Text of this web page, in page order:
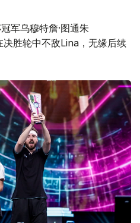
军乌穆特詹·图通朱
胜轮中不敌Lina，无缘后续